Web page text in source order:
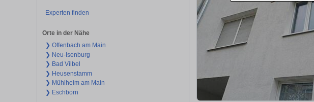
Experten finden
Orte in der Nähe
❯ Offenbach am Main
❯ Neu-Isenburg
❯ Bad Vilbel
❯ Heusenstamm
❯ Mühlheim am Main
❯ Eschborn